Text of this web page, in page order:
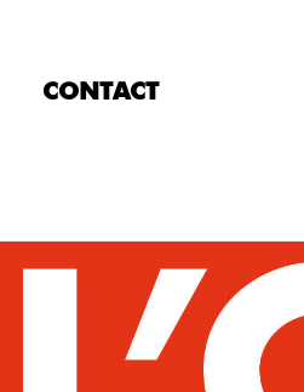
CONTACT